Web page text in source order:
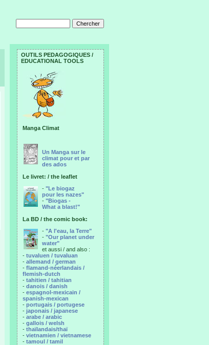
OUTILS PEDAGOGIQUES /
EDUCATIONAL TOOLS
Manga Climat
Un Manga sur le
climat pour et par
des ados
Le livret: / the leaflet
- "Le biogaz
pour les nazes"
- "Biogas -
What a blast!"
La BD / the comic book:
- "A l'eau, la Terre"
- "Our planet under
water"
et aussi / and also :
- tuvaluen / tuvaluan
- allemand / german
- flamand-néerlandais /
flemish-dutch
- tahitien / tahitian
- danois / danish
- espagnol-mexicain /
spanish-mexican
- portugais / portugese
- japonais / japanese
- arabe / arabic
- gallois / welsh
- thaïlandais/thaï
- vietnamien / vietnamese
- tamoul / tamil